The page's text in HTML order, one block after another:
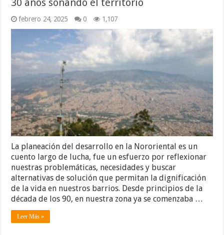
30 años soñando el territorio
febrero 24, 2025 0 1,107
La planeación del desarrollo en la Nororiental es un
cuento largo de lucha, fue un esfuerzo por reflexionar
nuestras problemáticas, necesidades y buscar
alternativas de solución que permitan la dignificación
de la vida en nuestros barrios. Desde principios de la
década de los 90, en nuestra zona ya se comenzaba …
Leer Más »